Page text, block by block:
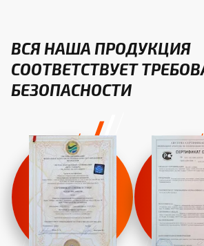
ВСЯ НАША ПРОДУКЦИЯ
СООТВЕТСТВУЕТ
БЕЗОПАСНОСТИ